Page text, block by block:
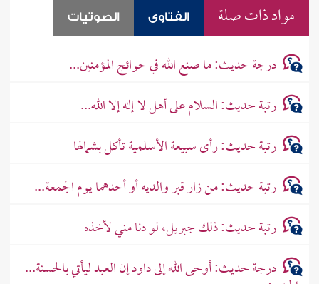
مواد ذات صلة الفتاوى الصوتيات
درجة حديث: ما صنع الله في حوائج المؤمنين...
رتبة حديث: السلام على أهل لا إله إلا الله...
رتبة حديث: رأى سبيعة الأسلمية تأكل بشمالها
رتبة حديث: من زار قبر والديه أو أحدهما يوم الجمعة...
رتبة حديث: ذلك جبريل، لو دنا مني لأخذه
درجة حديث: أوحى الله إلى داود إن العبد ليأتي بالحسنة...